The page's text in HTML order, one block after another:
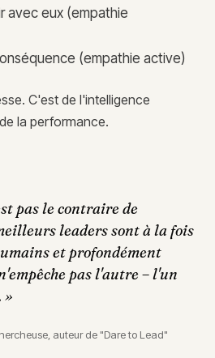
avec eux (empathie
(empathie active)
C'est de l'intelligence
la performance.
pas le contraire de
leaders sont à la fois
et profondément
pas l'autre – l'un
»
auteur de "Dare to Lead"